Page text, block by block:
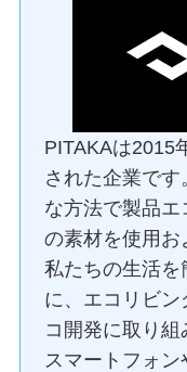
PITAKAは2015
された企業で
な方法で製品
の素材を使用お
私たちの生活
に、エコリビ
コ開発に取り
スマートフォ